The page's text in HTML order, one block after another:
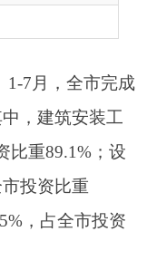
重
，占
，占
的带动